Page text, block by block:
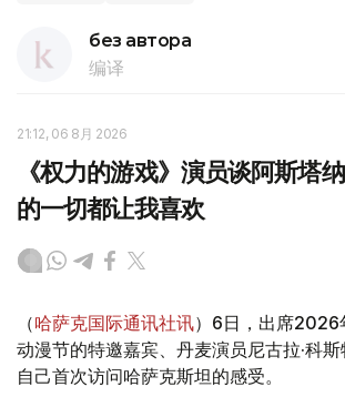
без автора
编译
21:12, 06 8月 2026
《权力的游戏》演员谈阿斯塔
的一切都让我喜欢
（哈萨克国际通讯社讯）6日，出席2026
动漫节的特邀嘉宾、丹麦演员尼古拉·科
自己首次访问哈萨克斯坦的感受。